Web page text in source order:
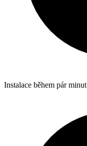
Instalace během pár minut